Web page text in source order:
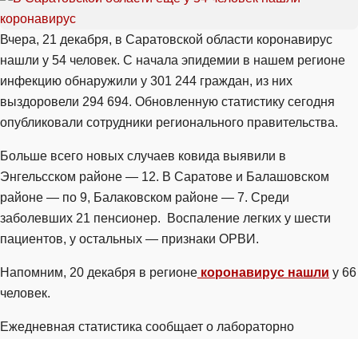
Вчера, 21 декабря, в Саратовской области коронавирус
нашли у 54 человек. С начала эпидемии в нашем регионе
инфекцию обнаружили у 301 244 граждан, из них
выздоровели 294 694. Обновленную статистику сегодня
опубликовали сотрудники регионального правительства.
Больше всего новых случаев ковида выявили в
Энгельсском районе — 12. В Саратове и Балашовском
районе — по 9, Балаковском районе — 7. Среди
заболевших 21 пенсионер. Воспаление легких у шести
пациентов, у остальных — признаки ОРВИ.
Напомним, 20 декабря в регионе коронавирус нашли у 66
человек.
Ежедневная статистика сообщает о лабораторно